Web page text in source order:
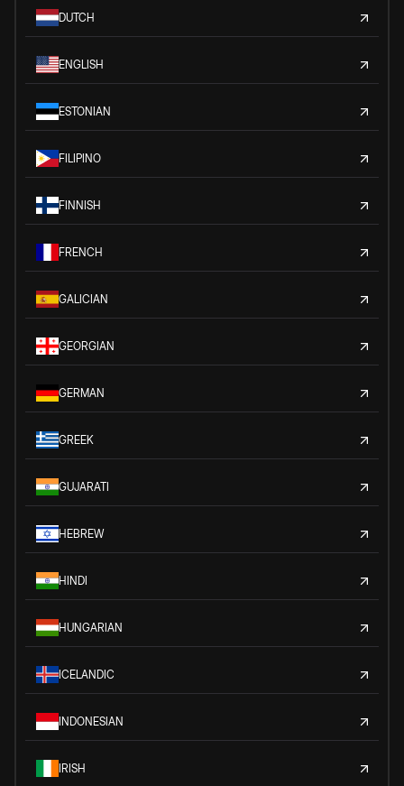
DUTCH
ENGLISH
ESTONIAN
FILIPINO
FINNISH
FRENCH
GALICIAN
GEORGIAN
GERMAN
GREEK
GUJARATI
HEBREW
HINDI
HUNGARIAN
ICELANDIC
INDONESIAN
IRISH